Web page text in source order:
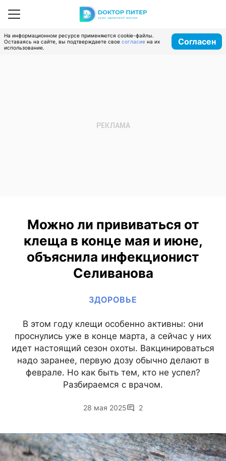
На информационном ресурсе применяются cookie-файлы.
Оставаясь на сайте, вы подтверждаете свое согласие на их
использование.
Согласен
Можно ли прививаться от
клеща в конце мая и июне,
объяснила инфекционист
Селиванова
ЗДОРОВЬЕ
В этом году клещи особенно активны: они
проснулись уже в конце марта, а сейчас у них
идет настоящий сезон охоты. Вакцинироваться
надо заранее, первую дозу обычно делают в
феврале. Но как быть тем, кто не успел?
Разбираемся с врачом.
28 мая 2025 2